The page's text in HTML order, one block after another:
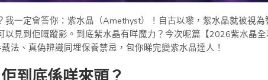
一定會答你：紫水晶（Amethyst）！自古以嚟，紫水晶就被視
見到佢嘅蹤影。到底紫水晶有咩魔力？今次呢篇【2026紫水晶
法、真偽辨識同埋保養禁忌，包你睇完變紫水晶達人！